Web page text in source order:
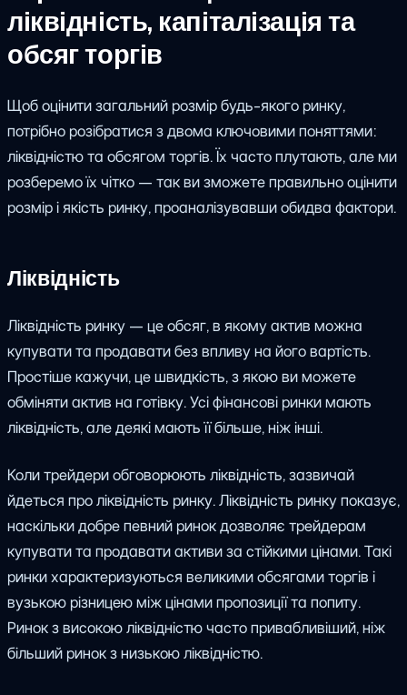
ліквідність, капіталізація та
обсяг торгів
Щоб оцінити загальний розмір будь-якого ринку,
потрібно розібратися з двома ключовими поняттями:
ліквідністю та обсягом торгів. Їх часто плутають, але ми
розберемо їх чітко — так ви зможете правильно оцінити
розмір і якість ринку, проаналізувавши обидва фактори.
Ліквідність
Ліквідність ринку — це обсяг, в якому актив можна
купувати та продавати без впливу на його вартість.
Простіше кажучи, це швидкість, з якою ви можете
обміняти актив на готівку. Усі фінансові ринки мають
ліквідність, але деякі мають її більше, ніж інші.
Коли трейдери обговорюють ліквідність, зазвичай
йдеться про ліквідність ринку. Ліквідність ринку показує,
наскільки добре певний ринок дозволяє трейдерам
купувати та продавати активи за стійкими цінами. Такі
ринки характеризуються великими обсягами торгів і
вузькою різницею між цінами пропозиції та попиту.
Ринок з високою ліквідністю часто привабливіший, ніж
більший ринок з низькою ліквідністю.